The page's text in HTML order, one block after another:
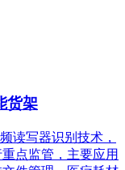
货架
读写器识别技术，
点监管，主要应用